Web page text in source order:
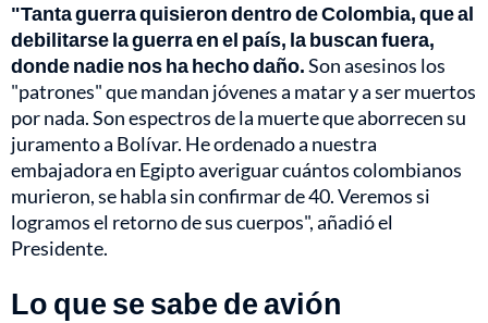
"Tanta guerra quisieron dentro de Colombia, que al
debilitarse la guerra en el país, la buscan fuera,
donde nadie nos ha hecho daño.Son asesinos los
"patrones" que mandan jóvenes a matar y a ser muertos
por nada. Son espectros de la muerte que aborrecen su
juramento a Bolívar. He ordenado a nuestra
embajadora en Egipto averiguar cuántos colombianos
murieron, se habla sin confirmar de 40. Veremos si
logramos el retorno de sus cuerpos", añadió el
Presidente.
Lo que se sabe de avión